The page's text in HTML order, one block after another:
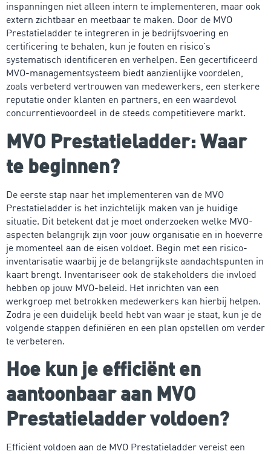
inspanningen niet alleen intern te implementeren, maar ook
extern zichtbaar en meetbaar te maken. Door de MVO
Prestatieladder te integreren in je bedrijfsvoering en
certificering te behalen, kun je fouten en risico’s
systematisch identificeren en verhelpen. Een gecertificeerd
MVO-managementsysteem biedt aanzienlijke voordelen,
zoals verbeterd vertrouwen van medewerkers, een sterkere
reputatie onder klanten en partners, en een waardevol
concurrentievoordeel in de steeds competitievere markt.
MVO Prestatieladder: Waar
te beginnen?
De eerste stap naar het implementeren van de MVO
Prestatieladder is het inzichtelijk maken van je huidige
situatie. Dit betekent dat je moet onderzoeken welke MVO-
aspecten belangrijk zijn voor jouw organisatie en in hoeverre
je momenteel aan de eisen voldoet. Begin met een risico-
inventarisatie waarbij je de belangrijkste aandachtspunten in
kaart brengt. Inventariseer ook de stakeholders die invloed
hebben op jouw MVO-beleid. Het inrichten van een
werkgroep met betrokken medewerkers kan hierbij helpen.
Zodra je een duidelijk beeld hebt van waar je staat, kun je de
volgende stappen definiëren en een plan opstellen om verder
te verbeteren.
Hoe kun je efficiënt en
aantoonbaar aan MVO
Prestatieladder voldoen?
Efficiënt voldoen aan de MVO Prestatieladder vereist een